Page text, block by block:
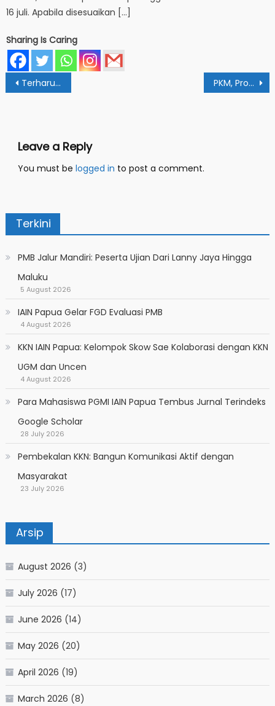
16 juli. Apabila disesuaikan […]
Sharing Is Caring
Post
navigation
Terharu, Direktur PTKI Kemenag Berikan Semangat AL PPG IAIN Papua PKM, Prodi HES IAIN Papua Gelar Pelatihan Fasilitator Bisnis Syariah
Leave a Reply
You must be logged in to post a comment.
Terkini
PMB Jalur Mandiri: Peserta Ujian Dari Lanny Jaya Hingga
Maluku
5 August 2026
IAIN Papua Gelar FGD Evaluasi PMB
4 August 2026
KKN IAIN Papua: Kelompok Skow Sae Kolaborasi dengan KKN
UGM dan Uncen
4 August 2026
Para Mahasiswa PGMI IAIN Papua Tembus Jurnal Terindeks
Google Scholar
28 July 2026
Pembekalan KKN: Bangun Komunikasi Aktif dengan
Masyarakat
23 July 2026
Arsip
August 2026 (3)
July 2026 (17)
June 2026 (14)
May 2026 (20)
April 2026 (19)
March 2026 (8)